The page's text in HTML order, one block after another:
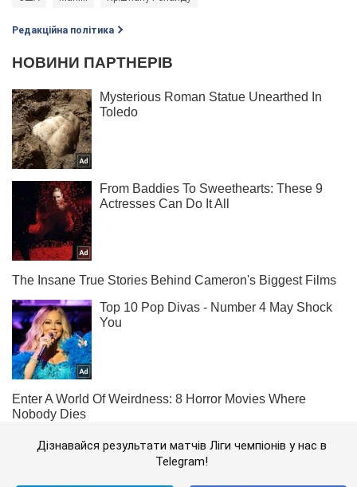
Редакційна політика
Дізнавайся результати матчів Ліги чемпіонів у нас в
Telegram!